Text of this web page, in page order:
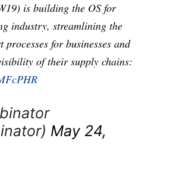
is building the OS for
industry, streamlining the
for businesses and
of their supply chains:
May 24,